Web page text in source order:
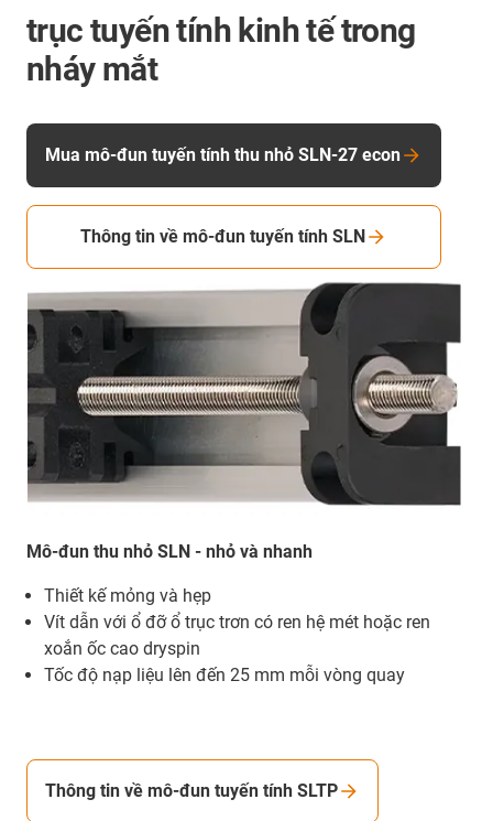
trục tuyến tính kinh tế trong
nháy mắt
Mô-đun thu nhỏ SLN - nhỏ và nhanh
Thiết kế mỏng và hẹp
Vít dẫn với ổ đỡ ổ trục trơn có ren hệ mét hoặc ren
xoắn ốc cao dryspin
Tốc độ nạp liệu lên đến 25 mm mỗi vòng quay
Mua mô-đun tuyến tính thu nhỏ SLN-27 econ
Thông tin về mô-đun tuyến tính SLN
Thông tin về mô-đun tuyến tính SLTP